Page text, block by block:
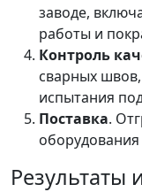
заводе,
работы и
Контроль
сварных
испытания
Поставка.
оборудования
Результаты